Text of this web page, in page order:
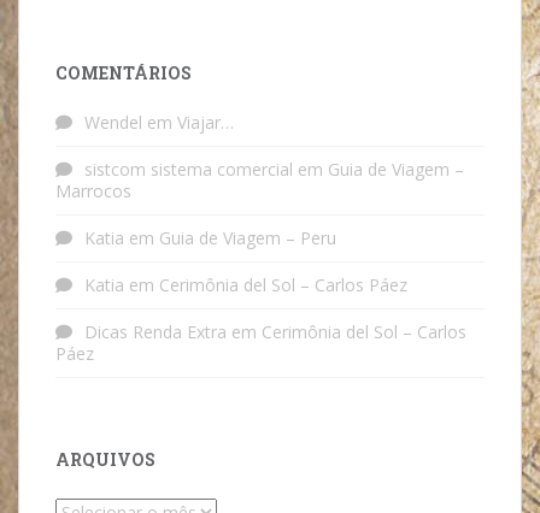
COMENTÁRIOS
Wendel em Viajar…
sistcom sistema comercial em Guia de Viagem –
Marrocos
Katia em Guia de Viagem – Peru
Katia em Cerimônia del Sol – Carlos Páez
Dicas Renda Extra em Cerimônia del Sol – Carlos
Páez
ARQUIVOS